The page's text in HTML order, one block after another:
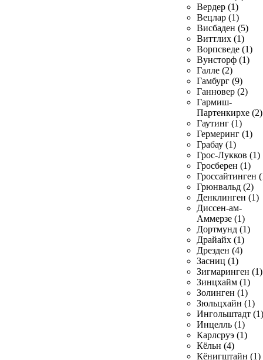
Вердер (1)
Вецлар (1)
Висбаден (5)
Виттлих (1)
Ворпсведе (1)
Вунсторф (1)
Галле (2)
Гамбург (9)
Ганновер (2)
Гармиш-
Партенкирхе (2)
Гаутинг (1)
Гермеринг (1)
Грабау (1)
Грос-Лукков (1)
Гросберен (1)
Гроссайтинген
Грюнвальд (2)
Денклинген (1)
Диссен-ам-
Аммерзе (1)
Дортмунд (1)
Драйайх (1)
Дрезден (4)
Засниц (1)
Зигмаринген (1)
Зинцхайм (1)
Золинген (1)
Зюльцхайн (1)
Ингольштадт (1)
Инцелль (1)
Карлсруэ (1)
Кёльн (4)
Кёнигштайн (1)